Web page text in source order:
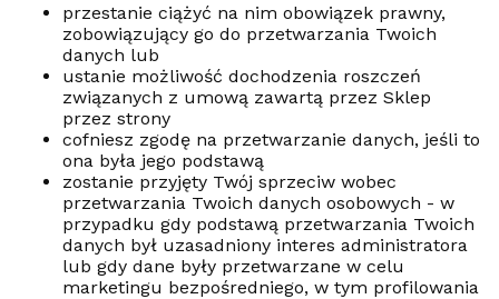
przestanie ciążyć na nim obowiązek prawny,
zobowiązujący go do przetwarzania Twoich
danych lub
ustanie możliwość dochodzenia roszczeń
związanych z umową zawartą przez Sklep
przez strony
cofniesz zgodę na przetwarzanie danych, jeśli to
ona była jego podstawą
zostanie przyjęty Twój sprzeciw wobec
przetwarzania Twoich danych osobowych - w
przypadku gdy podstawą przetwarzania Twoich
danych był uzasadniony interes administratora
lub gdy dane były przetwarzane w celu
marketingu bezpośredniego, w tym profilowania